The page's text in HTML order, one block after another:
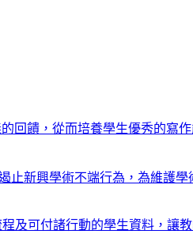
回饋，從而培養學生優秀的寫作
止新興學術不端行為，為維護學
及可付諸行動的學生資料，讓